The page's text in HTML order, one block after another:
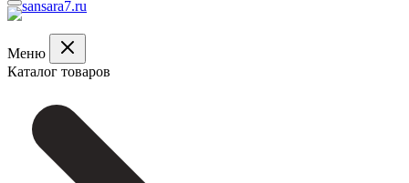
Меню
Каталог товаров